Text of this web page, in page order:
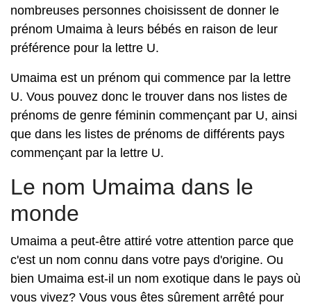
nombreuses personnes choisissent de donner le
prénom Umaima à leurs bébés en raison de leur
préférence pour la lettre U.
Umaima est un prénom qui commence par la lettre
U. Vous pouvez donc le trouver dans nos listes de
prénoms de genre féminin commençant par U, ainsi
que dans les listes de prénoms de différents pays
commençant par la lettre U.
Le nom Umaima dans le
monde
Umaima a peut-être attiré votre attention parce que
c'est un nom connu dans votre pays d'origine. Ou
bien Umaima est-il un nom exotique dans le pays où
vous vivez? Vous vous êtes sûrement arrêté pour